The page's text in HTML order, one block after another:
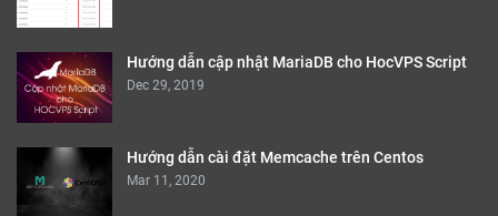
Hướng dẫn cập nhật MariaDB cho HocVPS Script
Dec 29, 2019
Hướng dẫn cài đặt Memcache trên Centos
Mar 11, 2020